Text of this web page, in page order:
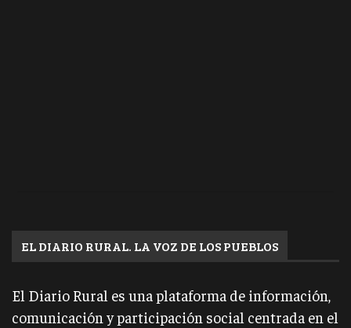
EL DIARIO RURAL. LA VOZ DE LOS PUEBLOS
El Diario Rural es una plataforma de información,
comunicación y participación social centrada en el